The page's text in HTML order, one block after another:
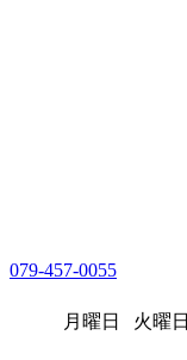
079-457-0055
月曜日 火曜日